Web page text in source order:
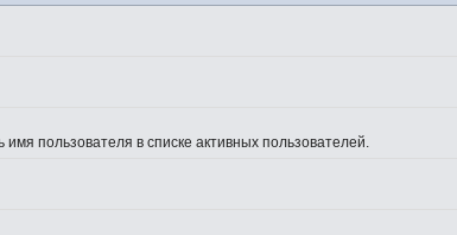
пользователя в списке активных пользователей.